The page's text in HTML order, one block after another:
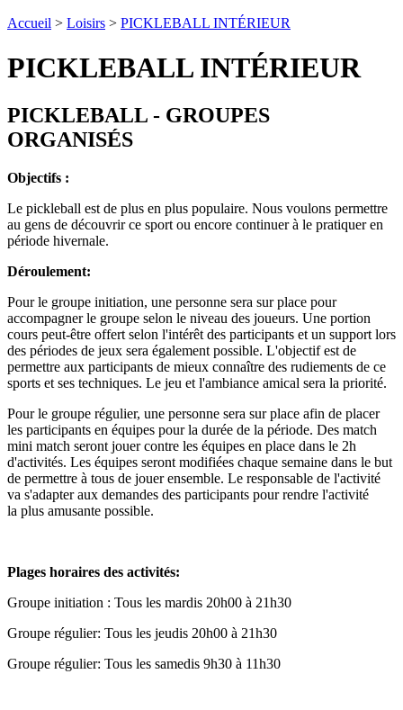
Accueil > Loisirs > PICKLEBALL INTÉRIEUR
PICKLEBALL INTÉRIEUR
PICKLEBALL - GROUPES
ORGANISÉS
Objectifs :
Le pickleball est de plus en plus populaire. Nous voulons permettre
au gens de découvrir ce sport ou encore continuer à le pratiquer en
période hivernale.
Déroulement:
Pour le groupe initiation, une personne sera sur place pour
accompagner le groupe selon le niveau des joueurs. Une portion
cours peut-être offert selon l'intérêt des participants et un support lors
des périodes de jeux sera également possible. L'objectif est de
permettre aux participants de mieux connaître des rudiements de ce
sports et ses techniques. Le jeu et l'ambiance amical sera la priorité.
Pour le groupe régulier, une personne sera sur place afin de placer
les participants en équipes pour la durée de la période. Des match
mini match seront jouer contre les équipes en place dans le 2h
d'activités. Les équipes seront modifiées chaque semaine dans le but
de permettre à tous de jouer ensemble. Le responsable de l'activité
va s'adapter aux demandes des participants pour rendre l'activité
la plus amusante possible.
Plages horaires des activités:
Groupe initiation : Tous les mardis 20h00 à 21h30
Groupe régulier: Tous les jeudis 20h00 à 21h30
Groupe régulier: Tous les samedis 9h30 à 11h30